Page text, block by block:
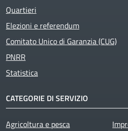
Quartieri
Elezioni e referendum
Comitato Unico di Garanzia (CUG)
PNRR
Statistica
CATEGORIE DI SERVIZIO
Agricoltura e pesca